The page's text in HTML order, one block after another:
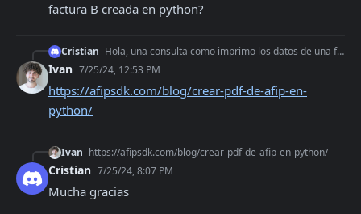
factura B creada en python?
Cristian Hola, una consulta como imprimo los datos de una factura B creada en python?
Ivan 7/25/24, 12:53 PM
https://afipsdk.com/blog/crear-pdf-de-afip-en-
python/
Ivan https://afipsdk.com/blog/crear-pdf-de-afip-en-python/
Cristian 7/25/24, 8:07 PM
Mucha gracias